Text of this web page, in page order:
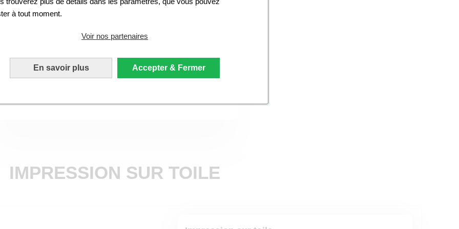
à tout moment.
Voir nos partenaires
En savoir plus Accepter & Fermer
protection contre l'humidité, les rayons UV, les pliures ou les
éraflures.
Créer maintenant
IMPRESSION SUR TOILE